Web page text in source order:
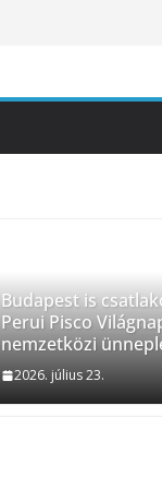
Budapest is
Perui Pisco
nemzetközi
2026. július 23.